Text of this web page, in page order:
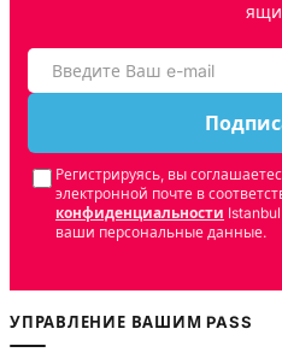
Регистрируясь, вы
электронной почте в
конфиденциальности
ваши персональные данные.
УПРАВЛЕНИЕ ВАШИМ PASS